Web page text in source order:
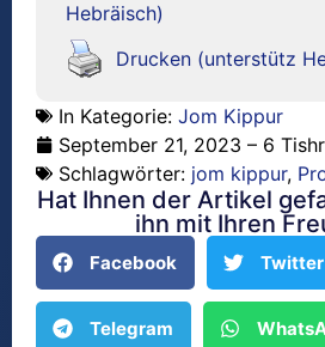
Hebräisch)
Drucken (unterstütz
In Kategorie: Jom Kippur
September 21, 2023 – 6
Schlagwörter: jom kippur,
Hat Ihnen der Artikel
ihn mit Ihren
Facebook Twitter
Telegram